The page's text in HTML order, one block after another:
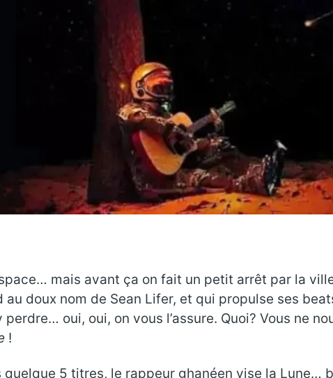
mais avant ça on fait un petit arrêt par la
au doux nom de Sean Lifer, et qui propulse ses
perdre… oui, oui, on vous l’assure. Quoi? Vous ne
!
quelque 5 titres, le rappeur ghanéen vise la Lune…